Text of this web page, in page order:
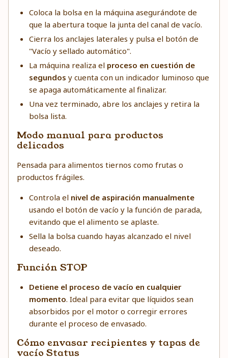
Coloca la bolsa en la máquina asegurándote de
que la abertura toque la junta del canal de vacío.
Cierra los anclajes laterales y pulsa el botón de
"Vacío y sellado automático".
La máquina realiza el proceso en cuestión de
segundos y cuenta con un indicador luminoso que
se apaga automáticamente al finalizar.
Una vez terminado, abre los anclajes y retira la
bolsa lista.
Modo manual para productos
delicados
Pensada para alimentos tiernos como frutas o
productos frágiles.
Controla el nivel de aspiración manualmente
usando el botón de vacío y la función de parada,
evitando que el alimento se aplaste.
Sella la bolsa cuando hayas alcanzado el nivel
deseado.
Función STOP
Detiene el proceso de vacío en cualquier
momento. Ideal para evitar que líquidos sean
absorbidos por el motor o corregir errores
durante el proceso de envasado.
Cómo envasar recipientes y tapas de
vacío Status